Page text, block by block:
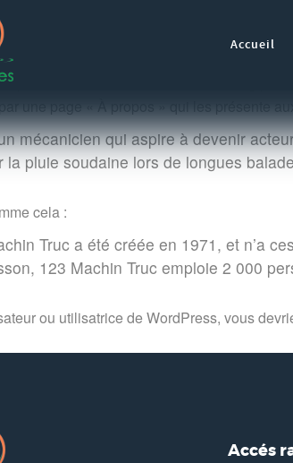
Accueil
C’est différent d’un article de blog
une page « À propos » qui les présente
mécanicien qui aspire à devenir
la pluie soudaine lors de longues
cela :
Truc a été créée en 1971, et n’a
123 Machin Truc emploie 2 000
ou utilisatrice de WordPress, vous
Accés